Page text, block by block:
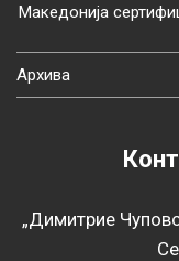
Македонија
Архива
„Димитрие